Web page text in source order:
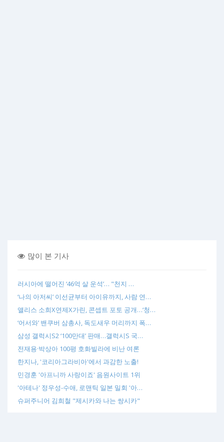
많이 본 기사
러시아에 떨어진 ‘46억 살 운석’… "천지 …
‘나의 아저씨’ 이선균부터 아이유까지, 사람 연…
앨리스 소희X연제X가린, 콘셉트 포토 공개…‘청…
‘어서와’ 밴쿠버 삼총사, 독도새우 머리까지 폭…
삼성 갤럭시S2 ‘100만대’ 판매…갤럭시S 국…
전재용·박상아 100평 호화빌라에 비난 여론
한지나, '코리아그라비아'에서 과감한 노출!
민경훈 '아프니까 사랑이죠' 음원사이트 1위
'아테나' 정우성-수애, 로맨틱 일본 밀회 '아…
슈퍼주니어 김희철 "제시카와 나는 쌍시카"